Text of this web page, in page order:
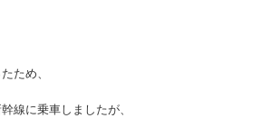
ため、
線に乗車しましたが、